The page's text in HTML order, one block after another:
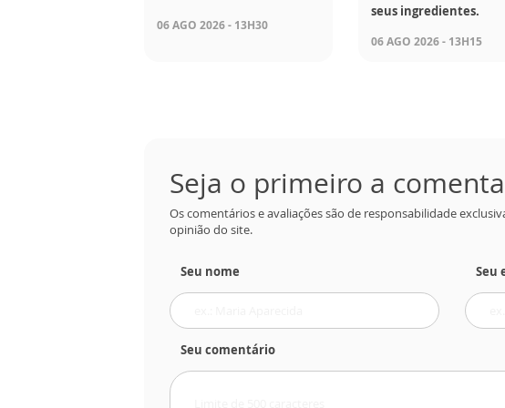
06 AGO 2026 - 13H30
seus ingredientes.
06 AGO 2026 - 13H15
Seja o primeiro a
Os comentários e avaliações são de responsabilidade
opinião do site.
Seu nome Seu
Seu comentário